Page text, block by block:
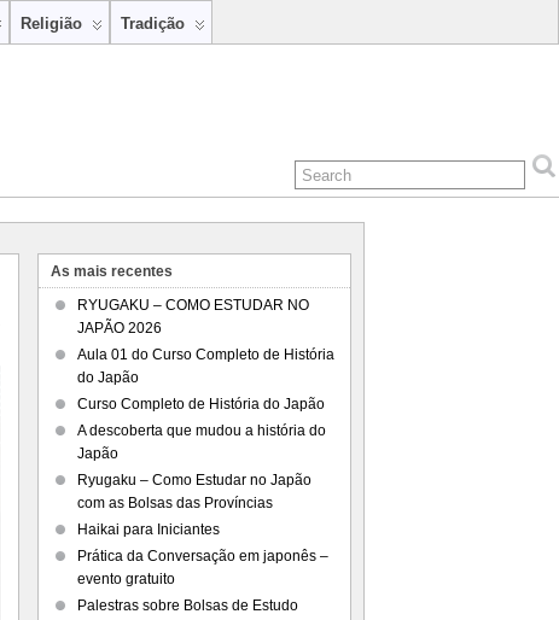
Religião Tradição
As mais recentes
RYUGAKU – COMO ESTUDAR NO
JAPÃO 2026
Aula 01 do Curso Completo de História
do Japão
Curso Completo de História do Japão
A descoberta que mudou a história do
Japão
Ryugaku – Como Estudar no Japão
com as Bolsas das Províncias
Haikai para Iniciantes
Prática da Conversação em japonês –
evento gratuito
Palestras sobre Bolsas de Estudo